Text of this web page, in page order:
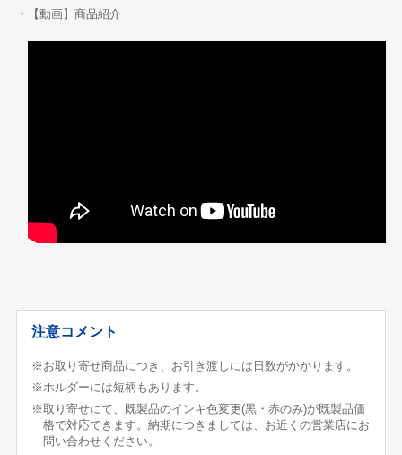
・【動画】商品紹介
注意コメント
※お取り寄せ商品につき、お引き渡しには日数がかかります。
※ホルダーには短柄もあります。
※取り寄せにて、既製品のインキ色変更(黒・赤のみ)が既製品価
格で対応できます。納期につきましては、お近くの営業店にお
問い合わせください。